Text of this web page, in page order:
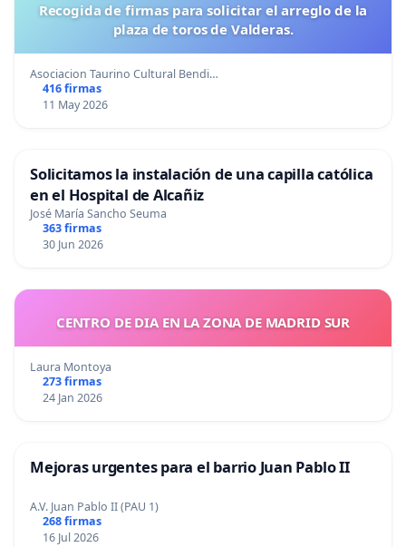
Recogida de firmas para solicitar el arreglo de la
plaza de toros de Valderas.
Asociacion Taurino Cultural Bendi…
416 firmas
11 May 2026
Solicitamos la instalación de una capilla católica
en el Hospital de Alcañiz
José María Sancho Seuma
363 firmas
30 Jun 2026
CENTRO DE DIA EN LA ZONA DE MADRID SUR
Laura Montoya
273 firmas
24 Jan 2026
Mejoras urgentes para el barrio Juan Pablo II
A.V. Juan Pablo II (PAU 1)
268 firmas
16 Jul 2026